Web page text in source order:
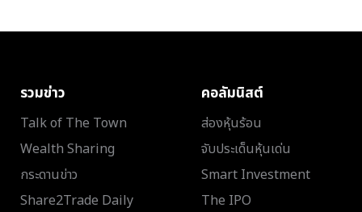
รวมข่าว
Talk of The Town
Wealth Sharing
กระดานข่าว
Share2Trade Daily
คอลัมนิสต์
ส่องหุ้นร้อน
จับประเด็นหุ้นเด่น
Smart Investment
The IPO